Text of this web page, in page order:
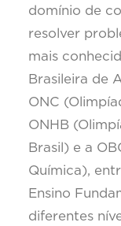
domínio de
resolver
mais
Brasileira de
ONC
ONHB
Brasil) e a
Química),
Ensino
diferentes